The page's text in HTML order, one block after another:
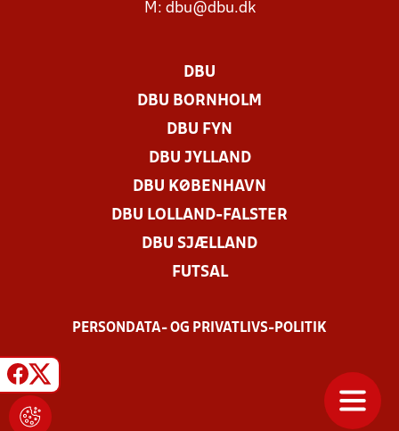
M: dbu@dbu.dk
DBU
DBU BORNHOLM
DBU FYN
DBU JYLLAND
DBU KØBENHAVN
DBU LOLLAND-FALSTER
DBU SJÆLLAND
FUTSAL
PERSONDATA- OG PRIVATLIVS-POLITIK